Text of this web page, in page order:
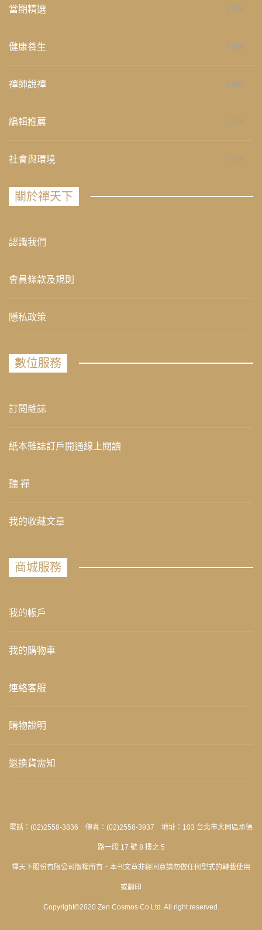
當期精選 658
健康養生 276
禪師說禪 267
編輯推薦 236
社會與環境 235
關於禪天下
認識我們
會員條款及規則
隱私政策
數位服務
訂閱雜誌
紙本雜誌訂戶開通線上閱讀
聽 禪
我的收藏文章
商城服務
我的帳戶
我的購物車
連絡客服
購物說明
退換貨需知
電話：(02)2558-3836 傳真：(02)2558-3937 地址：103 台北市大同區承德
路一段 17 號 8 樓之 5
禪天下股份有限公司版權所有‧本刊文章非經同意請勿做任何型式的轉載使用
或翻印
Copyright©2020 Zen Cosmos Co Ltd. All right reserved.